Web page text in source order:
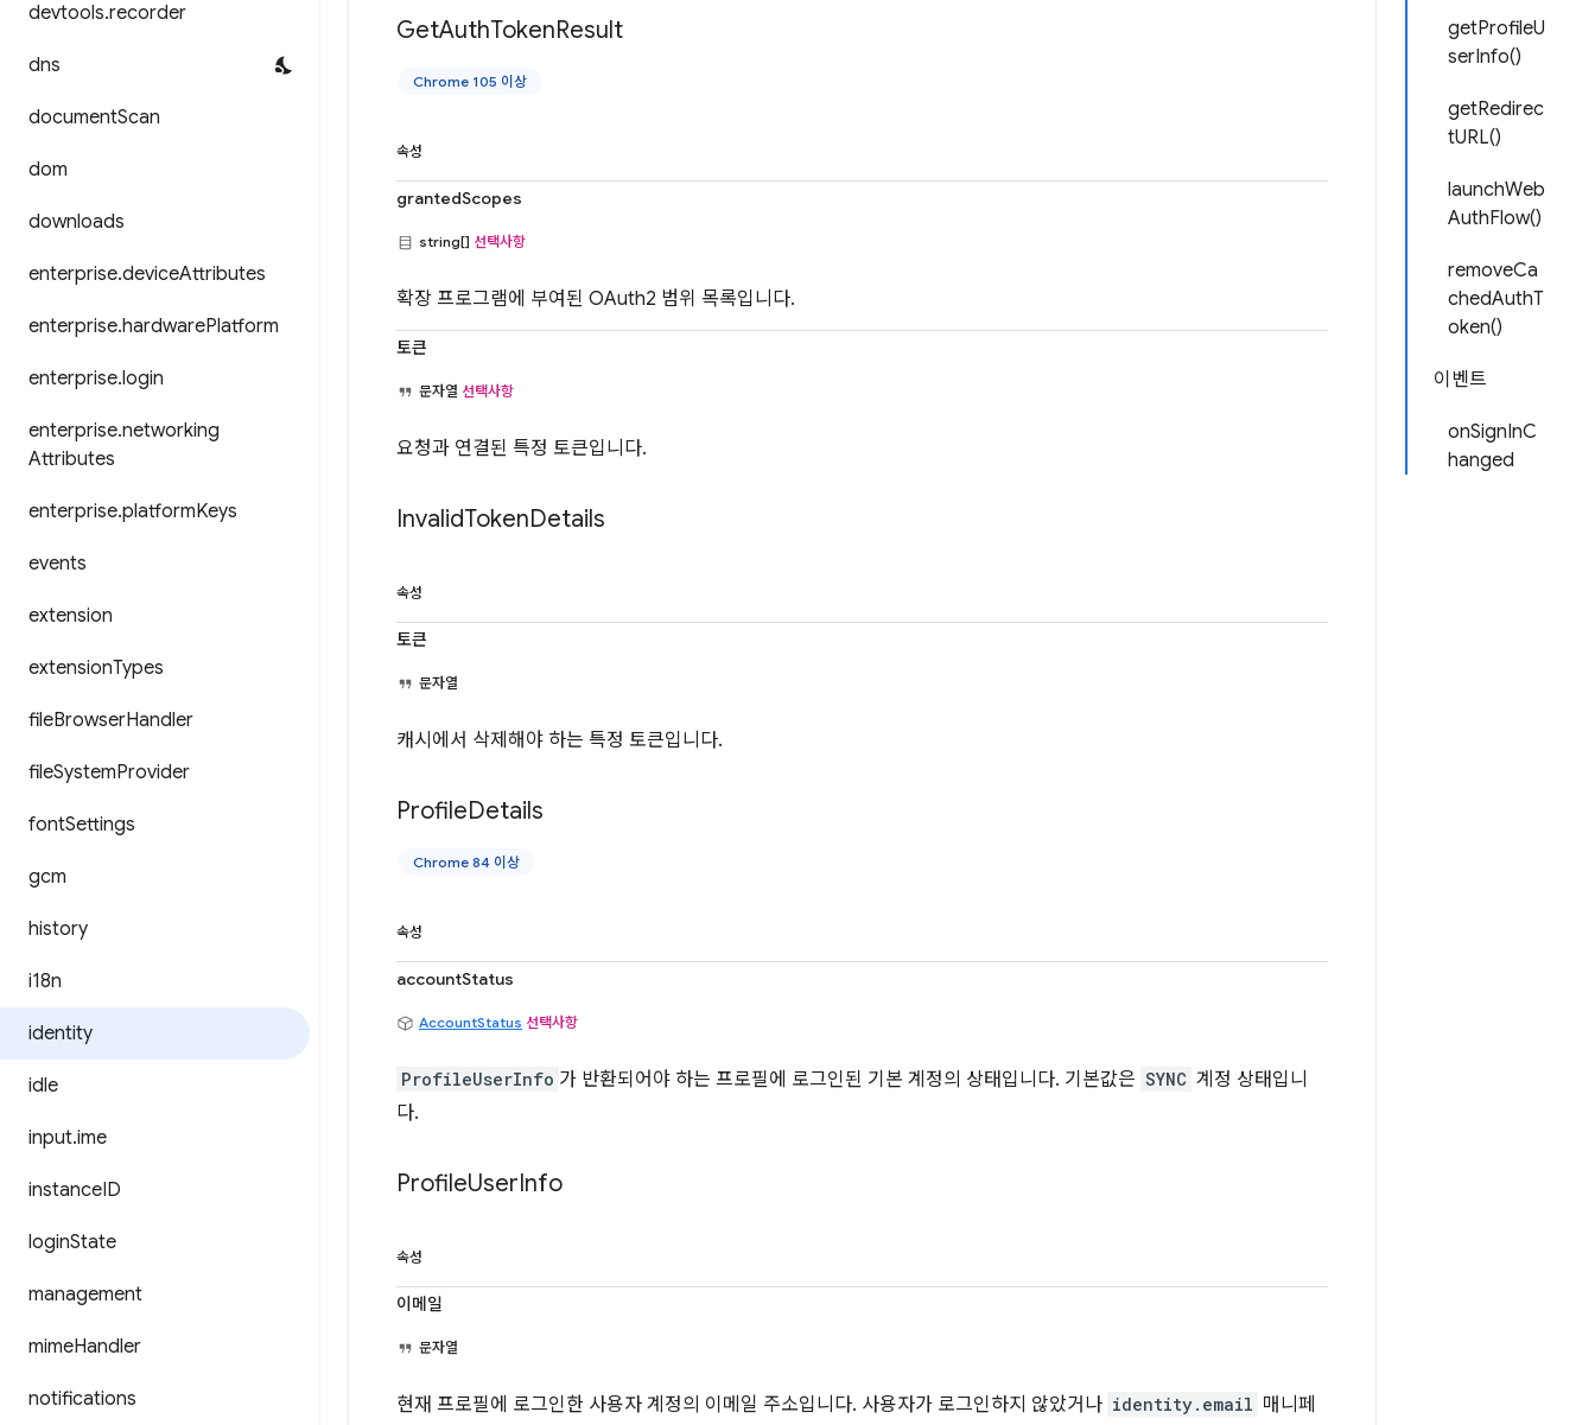
devtools.recorder
dns
documentScan
dom
downloads
enterprise.deviceAttributes
enterprise.hardwarePlatform
enterprise.login
enterprise.networking
Attributes
enterprise.platformKeys
events
extension
extensionTypes
fileBrowserHandler
fileSystemProvider
fontSettings
gcm
history
i18n
identity
idle
input.ime
instanceID
loginState
management
mimeHandler
notifications
getProfileU
serInfo()
getRedirec
tURL()
launchWeb
AuthFlow()
removeCa
chedAuthT
oken()
이벤트
onSignInC
hanged
GetAuthTokenResult
Chrome 105 이상
속성
grantedScopes
string[] 선택사항
확장 프로그램에 부여된 OAuth2 범위 목록입니다.
토큰
문자열 선택사항
요청과 연결된 특정 토큰입니다.
InvalidTokenDetails
속성
토큰
문자열
캐시에서 삭제해야 하는 특정 토큰입니다.
ProfileDetails
Chrome 84 이상
속성
accountStatus
AccountStatus 선택사항
ProfileUserInfo 가 반환되어야 하는 프로필에 로그인된 기본 계정의 상태입니다. 기본값은 SYNC 계정 상태입니
다.
ProfileUserInfo
속성
이메일
문자열
현재 프로필에 로그인한 사용자 계정의 이메일 주소입니다. 사용자가 로그인하지 않았거나 identity.email 매니페